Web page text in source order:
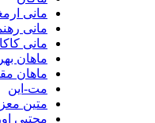
مانی ارمغان
مانی رهنما
مانی کاکاوند
ماهان بهرام خان
ماهان مقدس زاده
مت-این
متین معزپور
مجتبی اورنگی